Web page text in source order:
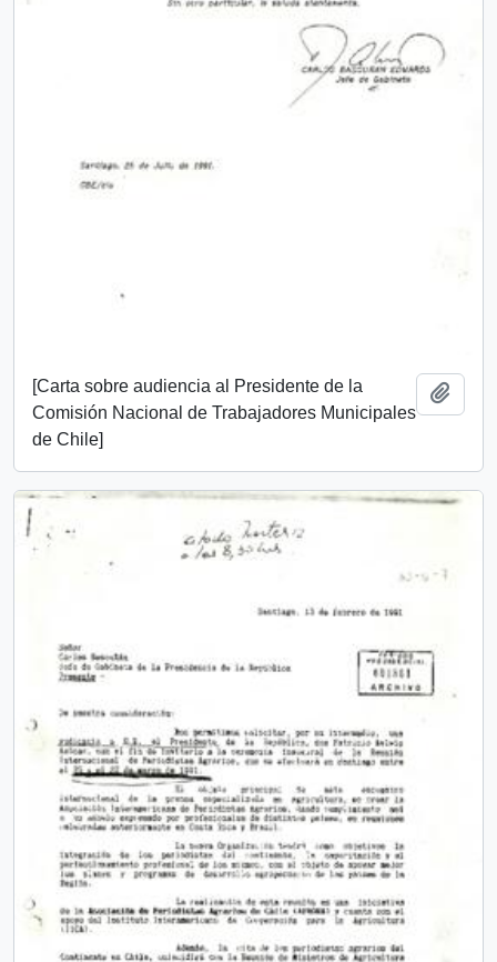
[Carta sobre audiencia al Presidente de la
Comisión Nacional de Trabajadores Municipales
de Chile]